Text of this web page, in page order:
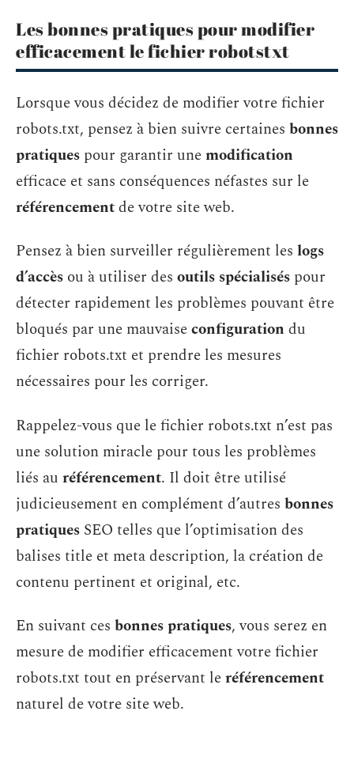
Les bonnes pratiques pour modifier
efficacement le fichier robotstxt
Lorsque vous décidez de modifier votre fichier
robots.txt, pensez à bien suivre certaines bonnes
pratiques pour garantir unemodification
efficace et sans conséquences néfastes sur le
référencementde votre site web.
Pensez à bien surveiller régulièrement les logs
d’accès ou à utiliser des outils spécialisés pour
détecter rapidement les problèmes pouvant être
bloqués par une mauvaiseconfigurationdu
fichier robots.txt et prendre les mesures
nécessaires pour les corriger.
Rappelez-vous que le fichier robots.txt n’est pas
une solution miracle pour tous les problèmes
liés au référencement. Il doit être utilisé
judicieusement en complément d’autres bonnes
pratiques SEO telles que l’optimisation des
balises title et meta description, la création de
contenu pertinent et original, etc.
En suivant ces bonnes pratiques, vous serez en
mesure de modifier efficacement votre fichier
robots.txt tout en préservant leréférencement
naturel de votre site web.